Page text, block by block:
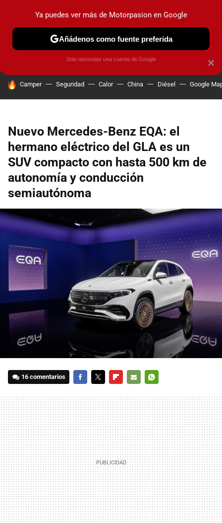
PRUEBAS COCHES ELÉCTRICOS OBSERVATORIO
HOY SE HABLA DE
Camper Seguridad Calor China Diésel Google
Nuevo Mercedes-Benz EQA: el
hermano eléctrico del GLA es un
SUV compacto con hasta 500 km de
autonomía y conducción
semiautónoma
16 comentarios
MAIL
×
Ya puedes ver más de Motorpasion en Google
Añádenos como fuente preferida
Solo necesitas una cuenta de Google